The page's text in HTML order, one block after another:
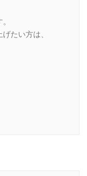
たい方は、